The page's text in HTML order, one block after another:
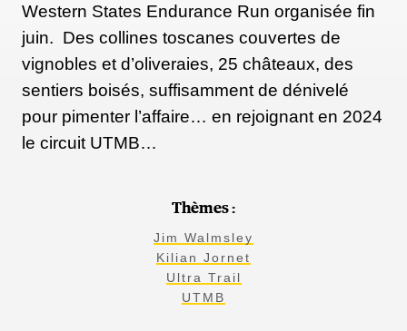
Western States Endurance Run organisée fin
juin. Des collines toscanes couvertes de
vignobles et d’oliveraies, 25 châteaux, des
sentiers boisés, suffisamment de dénivelé
pour pimenter l’affaire… en rejoignant en 2024
le circuit UTMB…
Thèmes :
Jim Walmsley
Kilian Jornet
Ultra Trail
UTMB